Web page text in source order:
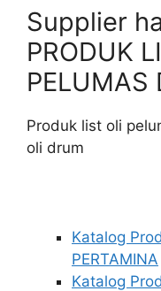
Supplier
PRODUK
PELUMAS
Produk list oli
oli drum
Katalog
PERTAMINA
Katalog